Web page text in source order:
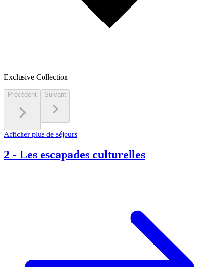
Exclusive Collection
Précédent Suivant
Afficher plus de séjours
2 - Les escapades culturelles